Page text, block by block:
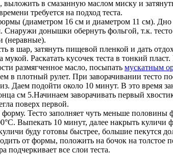
выложить в смазанную маслом миску и
требуется на подход теста.
(диаметром 16 см и диаметром 11 см). Дно
донышки обернуть фольгой, т.к.
(неравные).
в шар, затянуть пищевой пленкой и дать
мукой. Раскатать кусочек теста в тонкий
размягченное масло, посыпать мускатным
в плотный рулет. При заворачивании тесто
Даем подойти около 10 минут. В это время
см 5.Начинаем заворачивать первый
поверх первой.
Тесто заполняет чуть меньше
Выпекать 10 минут, далее накрыть
буду готовы быстрее, большие пекутся
от формы, положить на бочок на толстое
подчеркивает все слои теста.